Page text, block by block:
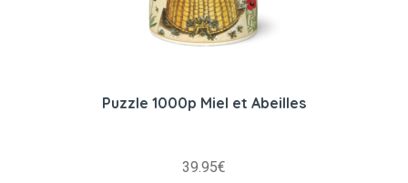
Puzzle 1000p Miel et Abeilles
39.95€